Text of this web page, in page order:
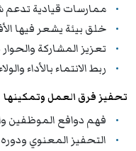
ممارسات قيادية تدعم
خلق بيئة يشعر فيها
تعزيز المشاركة
ربط الانتماء بالأداء
تحفيز فرق العمل وتمكينها
فهم دوافع الموظفين
التحفيز المعنوي